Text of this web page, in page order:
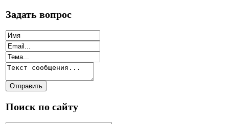
Задать вопрос
Поиск по сайту